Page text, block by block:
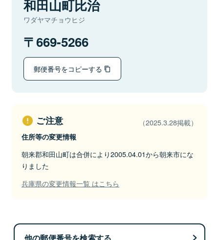
和田山町比治
ワダヤマチョウヒジ
669-5266
郵便番号をコピーする
ご注意 （2025.3.28掲載）
住所等の変更情報
朝来郡和田山町は合併により2005.04.01から朝来市にな
りました
兵庫県の変更情報一覧 はこちら
他の郵便番号を検索する